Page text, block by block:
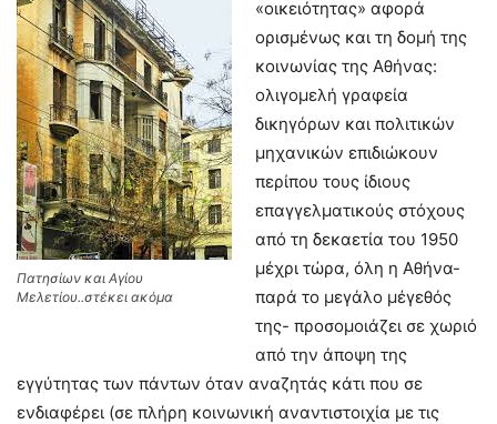
Πατησίων και Αγίου
Μελετίου..στέκει ακόμα
«οικειότητας» αφορά
ορισμένως και τη δομή της
κοινωνίας της Αθήνας:
ολιγομελή γραφεία
δικηγόρων και πολιτικών
μηχανικών επιδιώκουν
περίπου τους ίδιους
επαγγελματικούς στόχους
από τη δεκαετία του 1950
μέχρι τώρα, όλη η Αθήνα-
παρά το μεγάλο μέγεθός
της- προσομοιάζει σε χωριό
από την άποψη της
εγγύτητας των πάντων όταν αναζητάς κάτι που σε
ενδιαφέρει (σε πλήρη κοινωνική αναντιστοιχία με τις